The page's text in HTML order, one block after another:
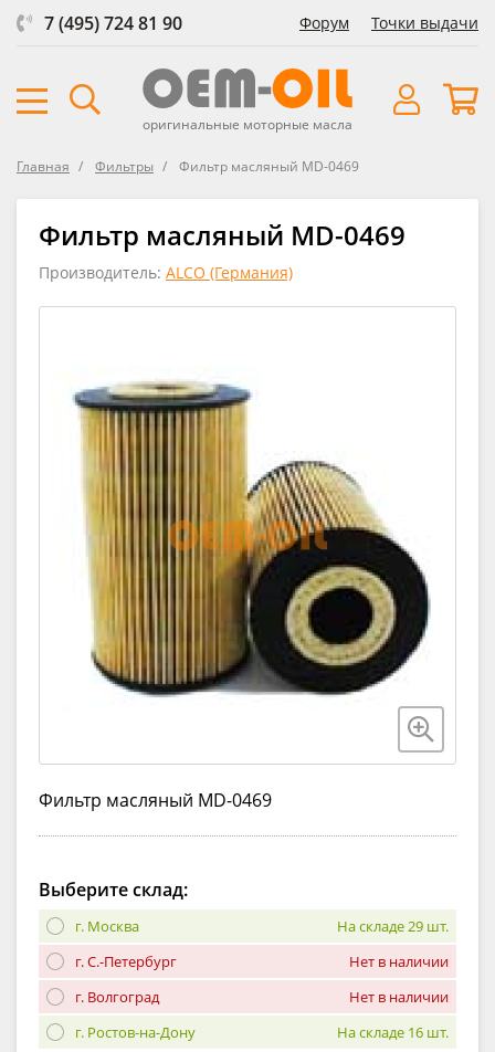
7 (495) 724 81 90 Форум Точки выдачи
оригинальные моторные масла
Главная Фильтры Фильтр масляный MD-0469
Фильтр масляный MD-0469
Производитель: ALCO (Германия)
Фильтр масляный MD-0469
Выберите склад:
г. Москва
На складе 29 шт.
г. С.-Петербург
Нет в наличии
г. Волгоград
Нет в наличии
г. Ростов-на-Дону
На складе 16 шт.